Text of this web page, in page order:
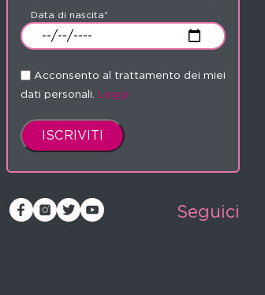
Data di nascita*
Acconsento al trattamento dei miei
dati personali. Leggi
Seguici